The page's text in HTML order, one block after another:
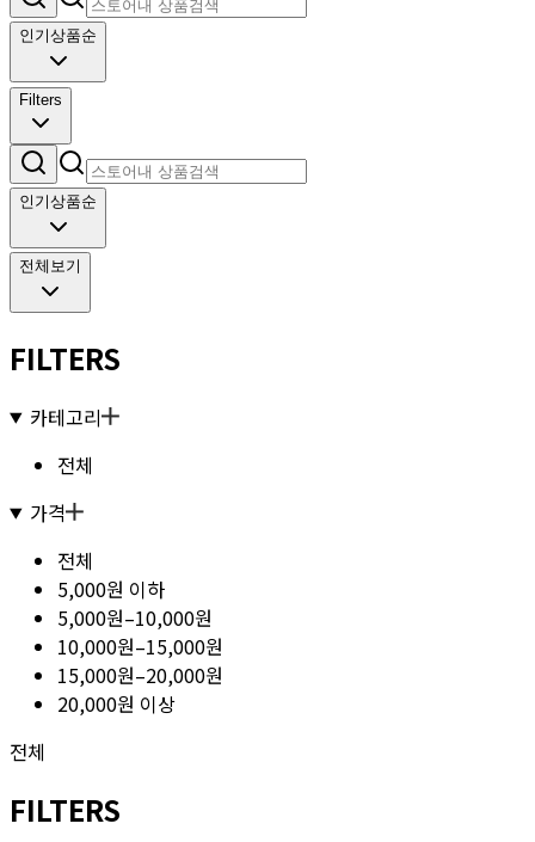
인기상품순
Filters
인기상품순
전체보기
FILTERS
카테고리
전체
가격
전체
5,000원 이하
5,000원–10,000원
10,000원–15,000원
15,000원–20,000원
20,000원 이상
전체
FILTERS